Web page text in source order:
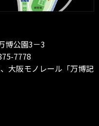
博公園3－3
7778
大阪モノレール「万博記